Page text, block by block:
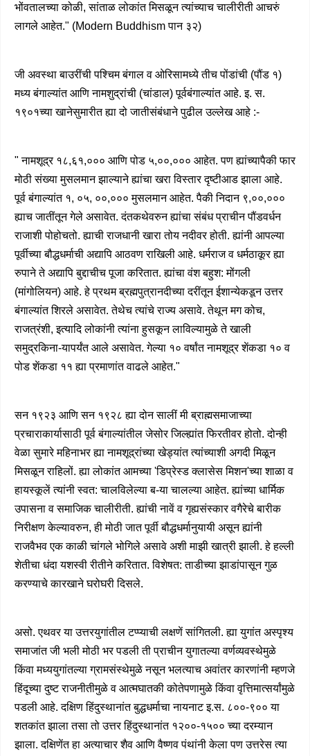
भोंवतालच्या कोळी, सांताळ लोकांत मिसळून त्यांच्याच चालीरीती आचरुं
लागले आहेत." (Modern Buddhism पान ३२)
जी अवस्था बाउरींची पश्चिम बंगाल व ओरिसामध्ये तीच पोंडांची (पौंड १)
मध्य बंगाल्यांत आणि नामशुद्रांची (चांडाल) पूर्वबंगाल्यांत आहे. इ. स.
१९०१च्या खानेसुमारीत ह्या दो जातीसंबंधाने पुढील उल्लेख आहे :-
" नामशूद्र १८,६१,००० आणि पोड ५,००,००० आहेत. पण ह्यांच्यापैकी फार
मोठी संख्या मुसलमान झाल्याने ह्यांचा खरा विस्तार दृष्टीआड झाला आहे.
पूर्व बंगाल्यांत १, ०५, ००,००० मुसलमान आहेत. पैकी निदान ९,००,०००
ह्याच जातींतून गेले असावेत. दंतकथेवरुन ह्यांचा संबंध प्राचीन पौंडवर्धन
राजाशी पोहोचतो. ह्याची राजधानी खारा तोय नदीवर होती. ह्यांनी आपल्या
पूर्वीच्या बौद्धधर्माची अद्यापि आठवण राखिली आहे. धर्मराज व धर्मठाकूर ह्या
रुपाने ते अद्यापि बुद्दाचीच पूजा करितात. ह्यांचा वंश बहुश: मोंगली
(मांगोलियन) आहे. हे प्रथम ब्रह्मपुत्रानदीच्या दरींतून ईशान्येकडून उत्तर
बंगाल्यांत शिरले असावेत. तेथेच त्यांचे राज्य असावे. तेथून मग कोच,
राजत्रंशी, इत्यादि लोकांनी त्यांना हुसकून लाविल्यामुळे ते खाली
समुद्रकिना-यापर्यंत आले असावेत. गेल्या १० वर्षांत नामशूद्र शेंकडा १० व
पोड शेंकडा ११ ह्या प्रमाणांत वाढले आहेत."
सन १९२३ आणि सन १९२८ ह्या दोन सालीं मी ब्राह्मसमाजाच्या
प्रचाराकार्यासाठी पूर्व बंगाल्यांतील जेसोर जिल्ह्यांत फिरतीवर होतो. दोन्ही
वेळा सुमारे महिनाभर ह्या नामशूद्रांच्या खेड्यांत त्यांच्याशी अगदी मिळून
मिसळून राहिलों. ह्या लोकांत आमच्या 'डिप्रेस्ड क्लासेस मिशन'च्या शाळा व
हायस्कूलें त्यांनी स्वत: चालविलेल्या ब-या चालल्या आहेत. ह्यांच्या धार्मिक
उपासना व समाजिक चालीरीती. ह्यांची नावें व गृह्यसंस्कार वगैरेचे बारीक
निरीक्षण केल्यावरुन, ही मोठी जात पूर्वी बौद्धधर्मानुयायी असून ह्यांनी
राजवैभव एक काळी चांगले भोगिले असावे अशी माझी खात्री झाली. हे हल्ली
शेतीचा धंदा यशस्वी रीतीने करितात. विशेषत: ताडीच्या झाडांपासून गुळ
करण्याचे कारखाने घरोघरी दिसले.
असो. एथवर या उत्तरयुगांतील टप्प्याची लक्षणें सांगितली. ह्या युगांत अस्पृश्य
समाजांत जी भली मोठी भर पडली ती प्राचीन युगातल्या वर्णव्यवस्थेमुळे
किंवा मध्ययुगांतल्या ग्रामसंस्थेमुळे नसून भलत्याच अवांतर कारणांनी म्हणजे
हिंदूच्या दुष्ट राजनीतीमुळे व आत्मघातकी कोतेपणामुळे किंवा वृत्तिमात्सर्यांमुळे
पडली आहे. दक्षिण हिंदुस्थानांत बुद्धधर्माचा नायनाट इ.स. ८००-९०० या
शतकांत झाला तसा तो उत्तर हिंदुस्थानांत १२००-१५०० च्या दरम्यान
झाला. दक्षिणेंत हा अत्याचार शैव आणि वैष्णव पंथांनी केला पण उत्तरेस त्या